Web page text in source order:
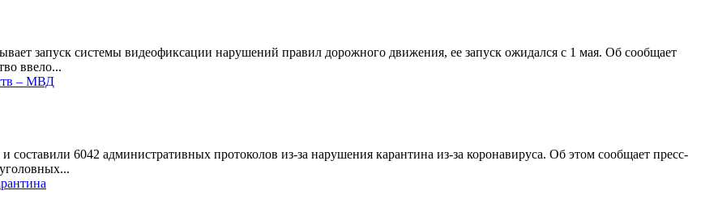
запуск системы видеофиксации нарушений правил дорожного движения, ее запуск ожидался с 1 мая. Об сообщает
ввело...
– МВД
6042 административных протоколов из-за нарушения карантина из-за коронавируса. Об этом сообщает пресс-